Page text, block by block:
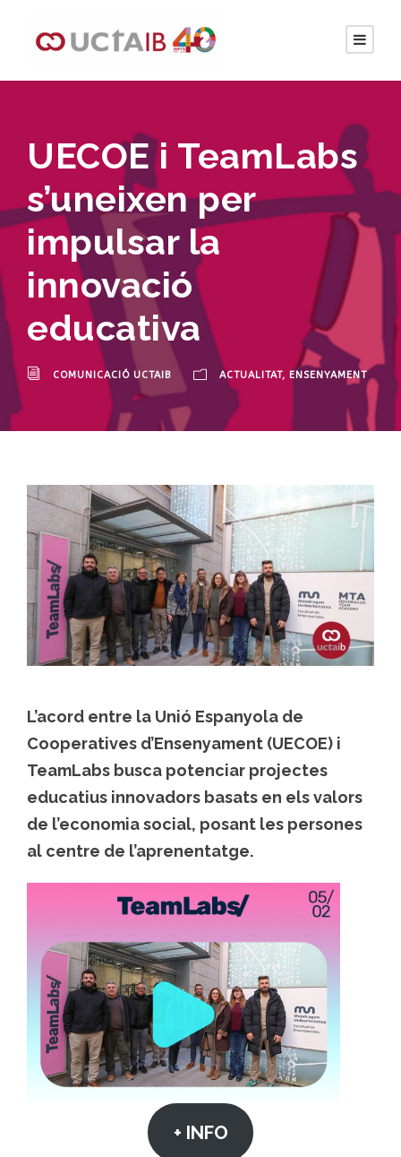
UECOE i TeamLabs
s’uneixen per
impulsar la
innovació
educativa
COMUNICACIÓ UCTAIB ACTUALITAT, ENSENYAMENT
L’acord entre la Unió Espanyola de
Cooperatives d’Ensenyament (UECOE) i
TeamLabs busca potenciar projectes
educatius innovadors basats en els valors
de l’economia social, posant les persones
al centre de l’aprenentatge.
+ INFO